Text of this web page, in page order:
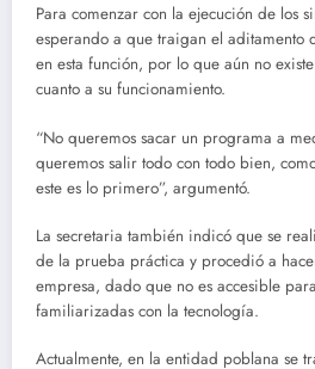
Para comenzar con la ejecución de los
esperando a que traigan el aditamento
en esta función, por lo que aún no
cuanto a su funcionamiento.
“No queremos sacar un programa a
queremos salir todo con todo bien,
este es lo primero”, argumentó.
La secretaria también indicó que se
de la prueba práctica y procedió a
empresa, dado que no es accesible
familiarizadas con la tecnología.
Actualmente, en la entidad poblana se